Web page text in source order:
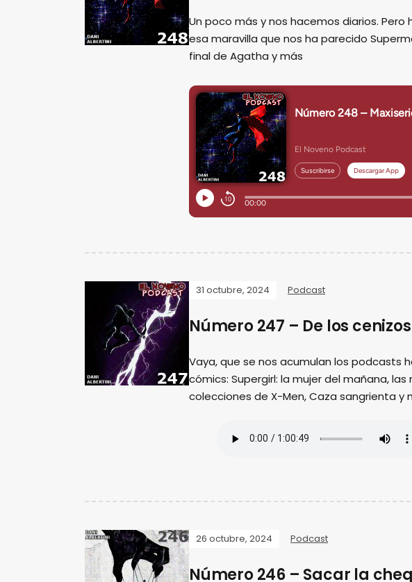
Un poco más y nos hacemos diarios. Pero
esa maravilla que nos ha parecido
final de Agatha y más
31 octubre, 2024 Podcast
Número 247 – De los cenizos
Vaya, que se nos acumulan los podcasts
cómics: Supergirl: la mujer del mañana, las
colecciones de X-Men, Caza sangrienta y
26 octubre, 2024 Podcast
Número 246 – Sacar la